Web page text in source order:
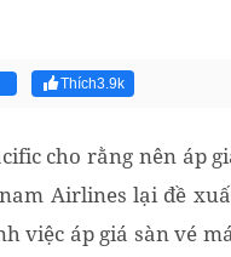
Thích3.9k
cho rằng nên áp
Airlines lại đề
việc áp giá sàn vé